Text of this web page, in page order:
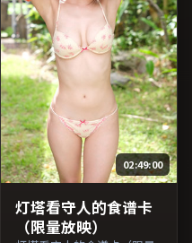
02:49:00
灯塔看守人的食谱卡
（限量放映）